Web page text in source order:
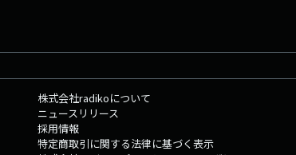
株式会社radikoについて
ニュースリリース
採用情報
特定商取引に関する法律に基づく表示